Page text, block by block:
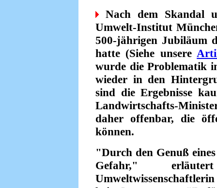
Nach dem Skandal
Umwelt-Institut
500-jährigen Jubiläum
hatte (Siehe unsere
wurde die Problematik
wieder in den
sind die Ergebnisse
Landwirtschafts-
daher offenbar, die
können.
"Durch den Genuß
Gefahr,"